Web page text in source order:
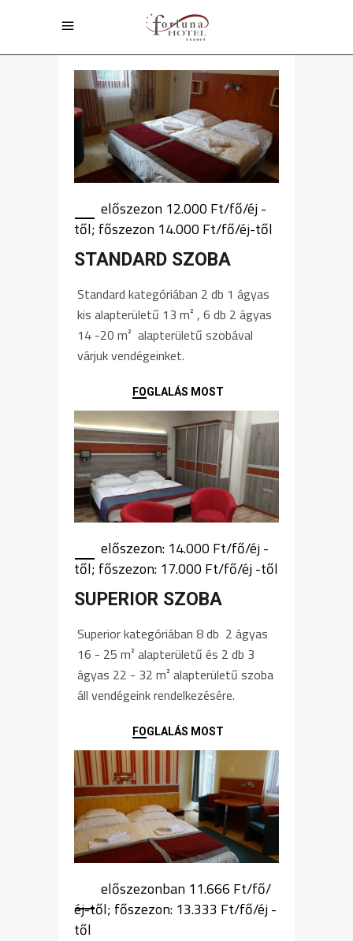
előszezon 12.000 Ft/fő/éj -
től; főszezon 14.000 Ft/fő/éj-től
STANDARD SZOBA
Standard kategóriában 2 db 1 ágyas
kis alapterületű 13 m² , 6 db 2 ágyas
14 -20 m² alapterületű szobával
várjuk vendégeinket.
FOGLALÁS MOST
előszezon: 14.000 Ft/fő/éj -
től; főszezon: 17.000 Ft/fő/éj -től
SUPERIOR SZOBA
Superior kategóriában 8 db 2 ágyas
16 - 25 m² alapterületű és 2 db 3
ágyas 22 - 32 m² alapterületű szoba
áll vendégeink rendelkezésére.
FOGLALÁS MOST
előszezonban 11.666 Ft/fő/
éj-től; főszezon: 13.333 Ft/fő/éj -
től